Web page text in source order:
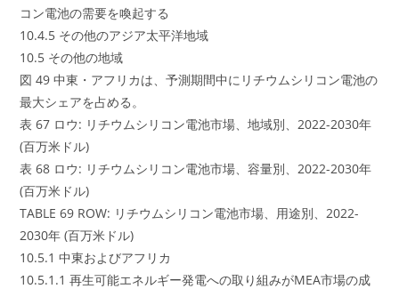
コン電池の需要を喚起する
10.4.5 その他のアジア太平洋地域
10.5 その他の地域
図 49 中東・アフリカは、予測期間中にリチウムシリコン電池の
最大シェアを占める。
表 67 ロウ: リチウムシリコン電池市場、地域別、2022-2030年
(百万米ドル)
表 68 ロウ: リチウムシリコン電池市場、容量別、2022-2030年
(百万米ドル)
TABLE 69 ROW: リチウムシリコン電池市場、用途別、2022-
2030年 (百万米ドル)
10.5.1 中東およびアフリカ
10.5.1.1 再生可能エネルギー発電への取り組みがMEA市場の成